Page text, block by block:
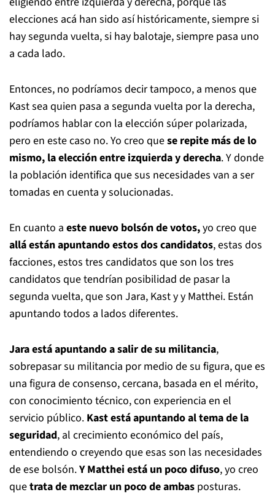
elecciones acá han sido así históricamente, siempre si
hay segunda vuelta, si hay balotaje, siempre pasa uno
a cada lado.
Entonces, no podríamos decir tampoco, a menos que
Kast sea quien pasa a segunda vuelta por la derecha,
podríamos hablar con la elección súper polarizada,
pero en este caso no. Yo creo quese repite más de lo
mismo, la elección entre izquierda y derecha. Y donde
la población identifica que sus necesidades van a ser
tomadas en cuenta y solucionadas.
En cuanto a este nuevo bolsón de votos,yo creo que
allá están apuntando estos dos candidatos, estas dos
facciones, estos tres candidatos que son los tres
candidatos que tendrían posibilidad de pasar la
segunda vuelta, que son Jara, Kast y y Matthei. Están
apuntando todos a lados diferentes.
Jara está apuntando a salir de su militancia,
sobrepasar su militancia por medio de su figura, que es
una figura de consenso, cercana, basada en el mérito,
con conocimiento técnico, con experiencia en el
servicio público. Kast está apuntando al tema de la
seguridad, al crecimiento económico del país,
entendiendo o creyendo que esas son las necesidades
de ese bolsón.Y Matthei está un poco difuso, yo creo
quetrata de mezclar un poco de ambas posturas.